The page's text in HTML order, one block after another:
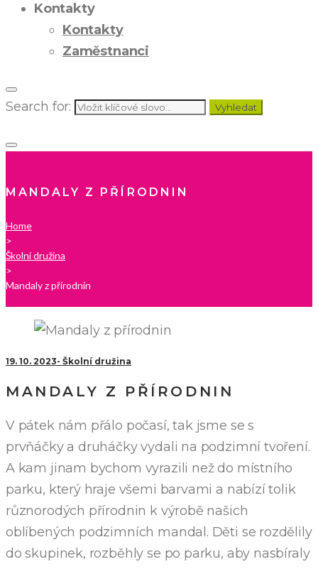
Kontakty
Kontakty
Zaměstnanci
Search for: Vyhledat
MANDALY Z PŘÍRODNIN
Home
>
Školní družina
>
Mandaly z přírodnin
19. 10. 2023 Školní družina
MANDALY Z PŘÍRODNIN
V pátek nám přálo počasí, tak jsme se s
prvňáčky a druháčky vydali na podzimní tvoření.
A kam jinam bychom vyrazili než do místního
parku, který hraje všemi barvami a nabízí tolik
různorodých přírodnin k výrobě našich
oblíbených podzimních mandal. Děti se rozdělily
do skupinek, rozběhly se po parku, aby nasbíraly